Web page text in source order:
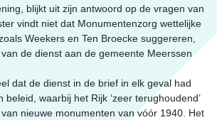
blijkt uit zijn antwoord op de vragen van
vindt niet dat Monumentenzorg wettelijke
Weekers en Ten Broecke suggereren,
de dienst aan de gemeente Meerssen
dat de dienst in de brief in elk geval had
beleid, waarbij het Rijk ‘zeer terughoudend’
nieuwe monumenten van vóór 1940. Het